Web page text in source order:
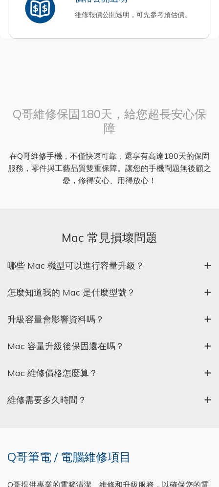
維修報價公開透明，可先參考預估價。
Q哥維修保固180天，給您超長安心保
障
在Q哥維修手機，不僅快速可靠，還享有高達180天的保固
服務，零件與工藝品質雙重保障。讓您的手機問題無後顧之
憂，修得安心、用得放心！
Mac 常見損壞問題
哪些 Mac 機型可以進行容量升級？
怎麼知道我的 Mac 是什麼型號？
升級容量會影響資料嗎？
Mac 容量升級後保固還在嗎？
Mac 維修價格怎麼算？
維修需要多久時間？
Q哥筆電 / 電腦維修項目
Q哥提供專業的電腦清潔、維修和升級服務，以確保您的電